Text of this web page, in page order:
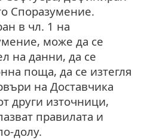
Споразумение.
в чл. 1 на
може да се
на данни, да се
поща, да се изтегля
на Доставчика
други източници,
правилата и
долу.